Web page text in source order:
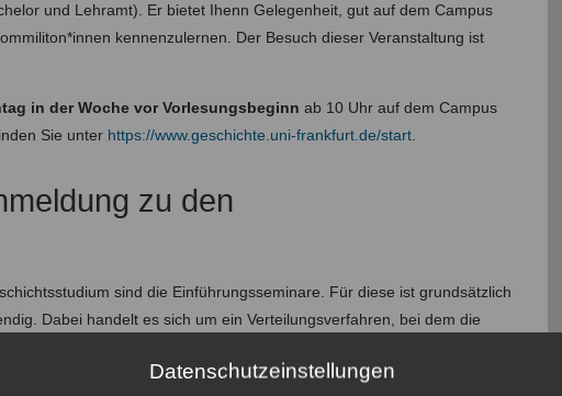
und Lehramt). Er bietet Ihenn Gelegenheit, gut auf dem Campus
kennenzulernen. Der Besuch dieser Veranstaltung ist
in der Woche vor Vorlesungsbeginn ab 10 Uhr auf dem Campus
Sie unter https://www.geschichte.uni-frankfurt.de/start.
zu den
sind die Einführungsseminare. Für diese ist grundsätzlich
Dabei handelt es sich um ein Verteilungsverfahren, bei dem die
Student*in einen Anspruch geltend machen kann. Wenn Sie das
Datenschutzeinstellungen